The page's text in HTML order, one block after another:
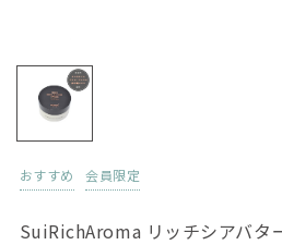
おすすめ 会員限定
SuiRichAroma リッチシアバタ